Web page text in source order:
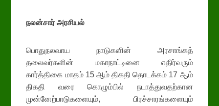
நலன்சார் அரசியல்
பொதுநலவாய நாடுகளின் அரசாங்கத்
தலைவர்களின் மகாநாட்டினை எதிர்வரும்
கார்த்திகை மாதம் 15 ஆம் திகதி தொடக்கம் 17 ஆம்
திகதி வரை கொழும்பில் நடாத்துவதற்கான
முன்னேற்பாடுகளையும், பிரச்சாரங்களையும்